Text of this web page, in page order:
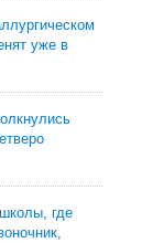
уже в
где